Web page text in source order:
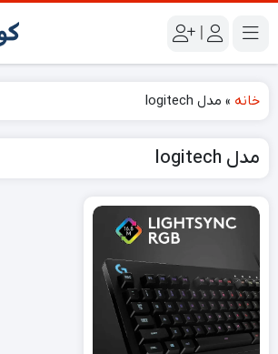
|
خانه » مدل logitech
مدل logitech